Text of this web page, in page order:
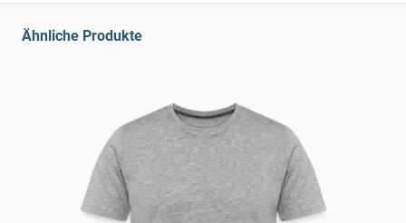
Ähnliche Produkte